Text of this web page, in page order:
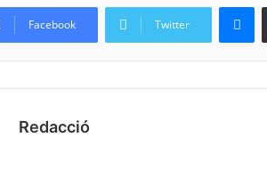
Facebook Twitter
Redacció